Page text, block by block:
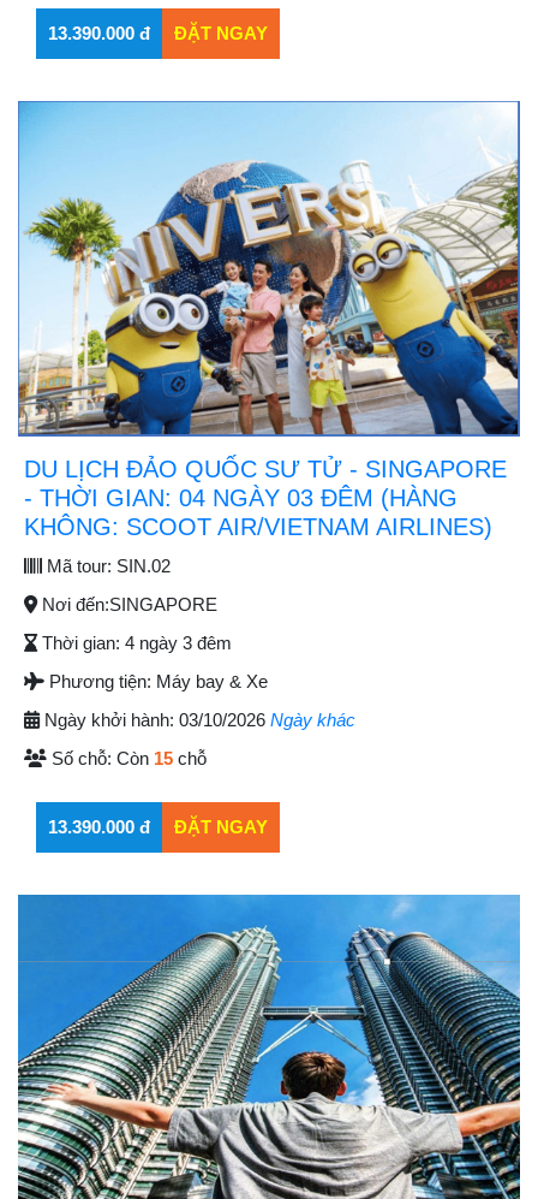
DU LỊCH ĐẢO QUỐC SƯ TỬ - SINGAPORE
- THỜI GIAN: 04 NGÀY 03 ĐÊM (HÀNG
KHÔNG: SCOOT AIR/VIETNAM AIRLINES)
Mã tour: SIN.02
Nơi đến:SINGAPORE
Thời gian: 4 ngày 3 đêm
Phương tiện: Máy bay & Xe
Ngày khởi hành: 03/10/2026 Ngày khác
Số chỗ: Còn 15 chỗ